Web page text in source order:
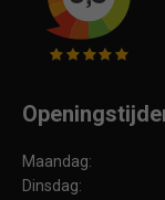
Maandag:
Dinsdag: